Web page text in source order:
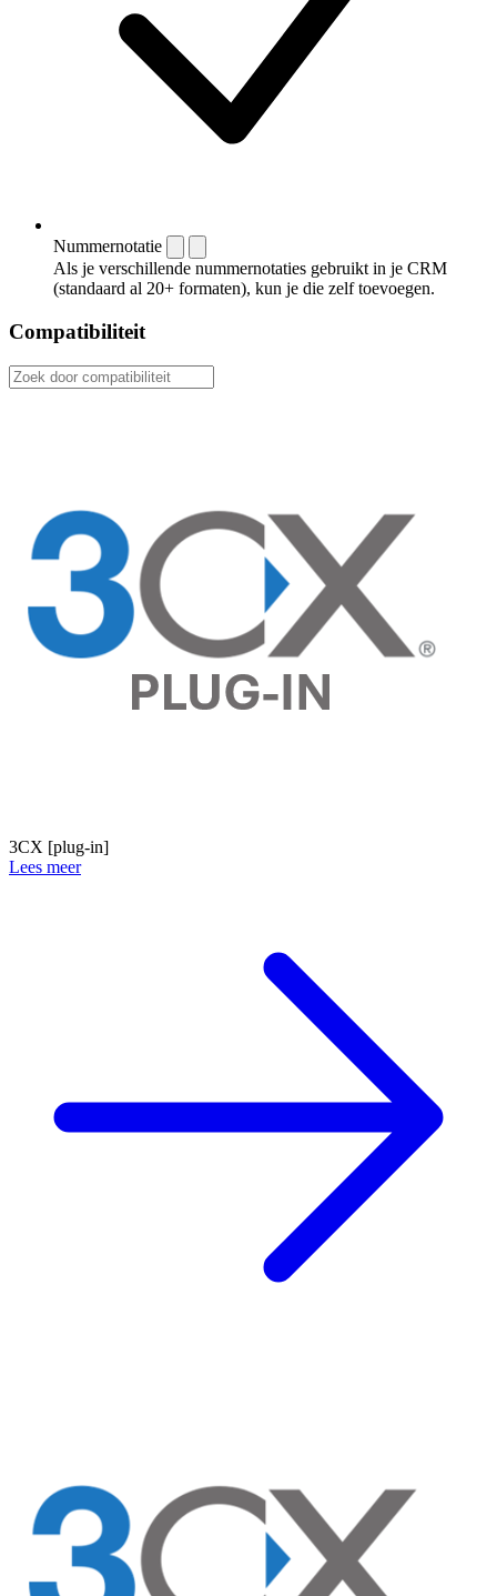
Nummernotatie
Als je verschillende nummernotaties gebruikt in je CRM
(standaard al 20+ formaten), kun je die zelf toevoegen.
Compatibiliteit
3CX [plug-in]
Lees meer